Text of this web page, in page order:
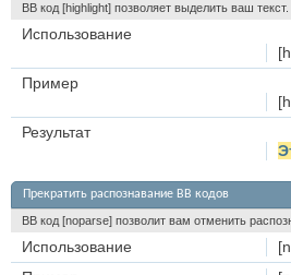
BB код [highlight] позволяет выделить ваш текст.
Использование
Пример
Результат
Прекратить распознавание BB кодов
BB код [noparse] позволит вам отменить
Использование